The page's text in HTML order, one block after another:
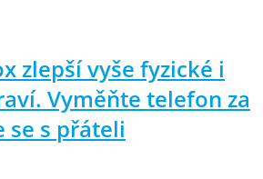
zlepší vyše fyzické i
Vyměňte telefon za
se s přáteli